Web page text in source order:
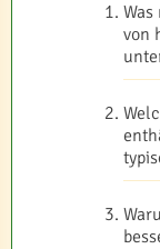
von